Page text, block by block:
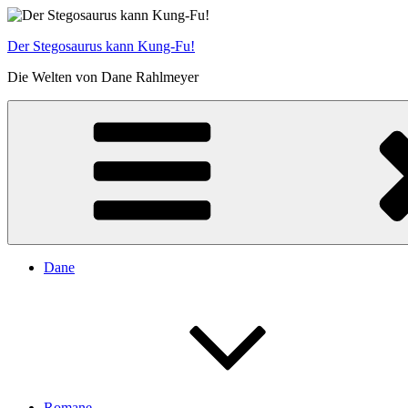
Zum
springen
Der Stegosaurus kann Kung-Fu!
Die Welten von Dane Rahlmeyer
Dane